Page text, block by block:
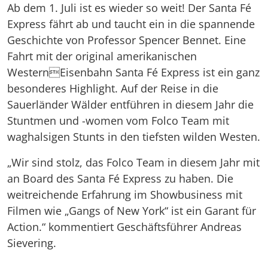
Ab dem 1. Juli ist es wieder so weit! Der Santa Fé
Express fährt ab und taucht ein in die spannende
Geschichte von Professor Spencer Bennet. Eine
Fahrt mit der original amerikanischen
WesternEisenbahn Santa Fé Express ist ein ganz
besonderes Highlight. Auf der Reise in die
Sauerländer Wälder entführen in diesem Jahr die
Stuntmen und -women vom Folco Team mit
waghalsigen Stunts in den tiefsten wilden Westen.
„Wir sind stolz, das Folco Team in diesem Jahr mit
an Board des Santa Fé Express zu haben. Die
weitreichende Erfahrung im Showbusiness mit
Filmen wie „Gangs of New York“ ist ein Garant für
Action.“ kommentiert Geschäftsführer Andreas
Sievering.